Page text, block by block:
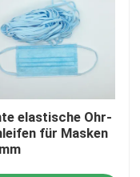
elastische Ohr-
für Masken